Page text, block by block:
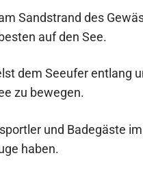
Sandstrand des
auf den See.
dem Seeufer entlang
zu bewegen.
und Badegäste
haben.